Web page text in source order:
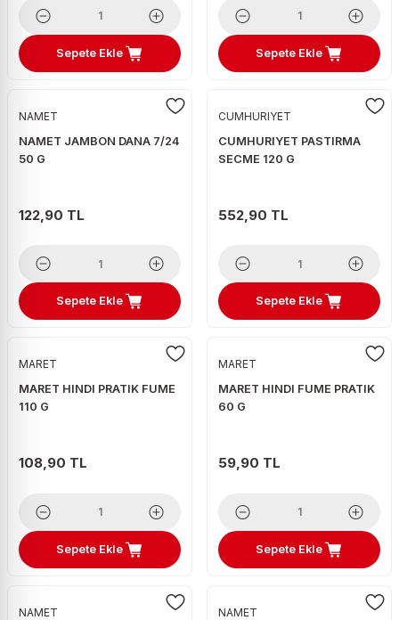
Sepete Ekle Sepete Ekle
NAMET
NAMET JAMBON DANA 7/24
50 G
122,90 TL
Sepete Ekle
CUMHURIYET
CUMHURIYET PASTIRMA
SECME 120 G
552,90 TL
Sepete Ekle
MARET
MARET HINDI PRATIK FUME
110 G
108,90 TL
Sepete Ekle
MARET
MARET HINDI FUME PRATIK
60 G
59,90 TL
Sepete Ekle
NAMET
NAMET